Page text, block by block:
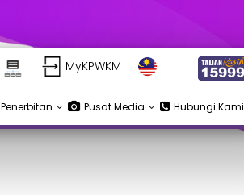
Penerbitan Pusat Media Hubungi Kami
MyKPWKM